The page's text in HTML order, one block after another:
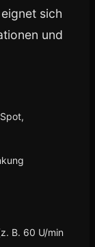
sich
und
B. 60 U/min